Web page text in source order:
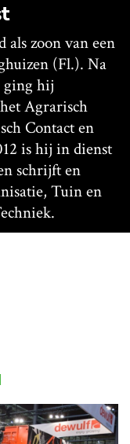
zoon van een
(Fl.). Na
ging hij
Agrarisch
Contact en
is hij in dienst
schrijft en
Tuin en